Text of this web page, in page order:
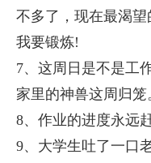
不多了，现在最渴
我要锻炼!
7、这周日是不是
家里的神兽这周归笼
8、作业的进度永远
9、大学生吐了一口